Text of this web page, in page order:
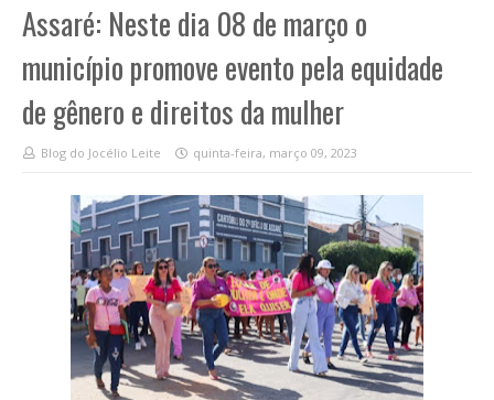
Assaré: Neste dia 08 de março o
município promove evento pela equidade
de gênero e direitos da mulher
Blog do Jocélio Leite quinta-feira, março 09, 2023